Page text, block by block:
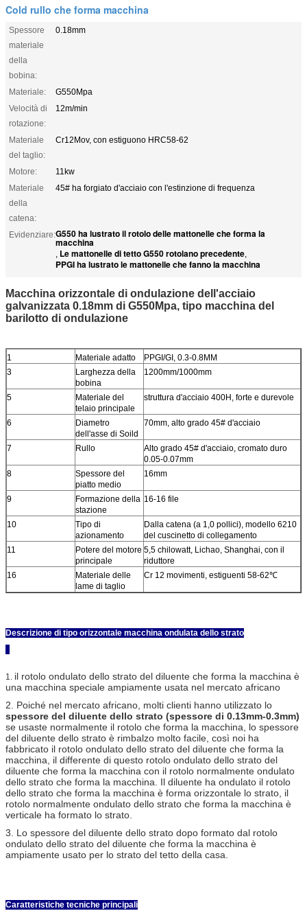
Cold rullo che forma macchina
Spessore
materiale
della
bobina:
0.18mm
Materiale:
G550Mpa
Velocità di
rotazione:
12m/min
Materiale
del taglio:
Cr12Mov, con estiguono HRC58-62
Motore:
11kw
Materiale
della
catena:
45# ha forgiato d'acciaio con l'estinzione di frequenza
Evidenziare:G550 ha lustrato il rotolo delle mattonelle che forma la
macchina
, Le mattonelle di tetto G550 rotolano precedente,
PPGI ha lustrato le mattonelle che fanno la macchina
Macchina orizzontale di ondulazione dell'acciaio
galvanizzata 0.18mm di G550Mpa, tipo macchina del
barilotto di ondulazione
1 Materiale adatto
PPGI/GI, 0.3-0.8MM
3
Larghezza della
bobina
1200mm/1000mm
5
Materiale del
telaio principale
struttura d'acciaio 400H, forte e durevole
6
Diametro
dell'asse di Soild
70mm, alto grado 45# d'acciaio
7 Rullo
Alto grado 45# d'acciaio, cromato duro
0.05-0.07mm
8
Spessore del
piatto medio
16mm
9
Formazione della
stazione
16-16 file
10
Tipo di
azionamento
Dalla catena (a 1,0 pollici), modello 6210
del cuscinetto di collegamento
11
Potere del motore
principale
5,5 chilowatt, Lichao, Shanghai, con il
riduttore
16
Materiale delle
lame di taglio
Cr 12 movimenti, estiguenti 58-62℃
Descrizione di tipo orizzontale macchina ondulata dello strato
1. il rotolo ondulato dello strato del diluente che forma la macchina è
una macchina speciale ampiamente usata nel mercato africano
2. Poiché nel mercato africano, molti clienti hanno utilizzato lo
spessore del diluente dello strato (spessore di 0.13mm-0.3mm)
se usaste normalmente il rotolo che forma la macchina, lo spessore
del diluente dello strato è rimbalzo molto facile, così noi ha
fabbricato il rotolo ondulato dello strato del diluente che forma la
macchina, il differente di questo rotolo ondulato dello strato del
diluente che forma la macchina con il rotolo normalmente ondulato
dello strato che forma la macchina. Il diluente ha ondulato il rotolo
dello strato che forma la macchina è forma orizzontale lo strato, il
rotolo normalmente ondulato dello strato che forma la macchina è
verticale ha formato lo strato.
3. Lo spessore del diluente dello strato dopo formato dal rotolo
ondulato dello strato del diluente che forma la macchina è
ampiamente usato per lo strato del tetto della casa.
Caratteristiche tecniche principali